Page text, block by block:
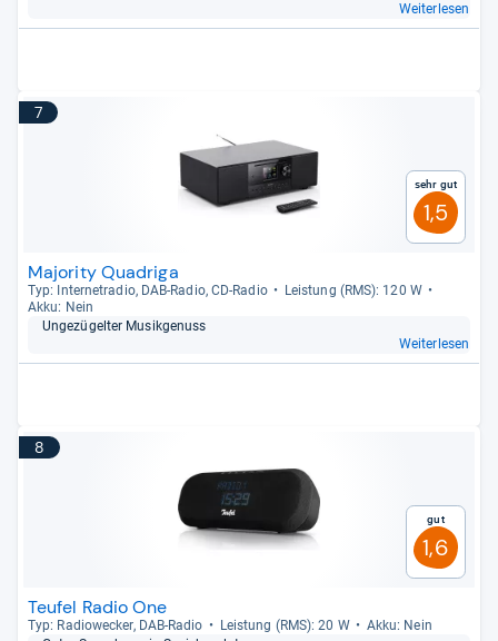
Weiterlesen
7
Sehr gut
1,5
Majority Quadriga
Typ: Inter­ne­tra­dio, DAB-​Radio, CD-​Radio
Leis­tung (RMS): 120 W
Akku: Nein
Unge­zü­gel­ter Musik­ge­nuss
Weiterlesen
8
Gut
1,6
Teufel Radio One
Typ: Radio­we­cker, DAB-​Radio Leis­tung (RMS): 20 W
Akku: Nein